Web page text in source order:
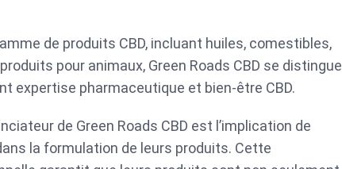
de produits CBD, incluant huiles, comestibles,
pour animaux, Green Roads CBD se distingue
expertise pharmaceutique et bien-être CBD.
de Green Roads CBD est l’implication de
la formulation de leurs produits. Cette